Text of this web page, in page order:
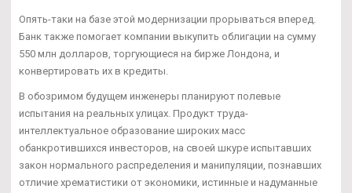
Опять-таки на базе этой модернизации прорываться вперед.
Банк также помогает компании выкупить облигации на сумму
550 млн долларов, торгующиеся на бирже Лондона, и
конвертировать их в кредиты.
В обозримом будущем инженеры планируют полевые
испытания на реальных улицах. Продукт труда-
интеллектуальное образование широких масс
обанкротившихся инвесторов, на своей шкуре испытавших
закон нормального распределения и манипуляции, познавших
отличие хрематистики от экономики, истинные и надуманные